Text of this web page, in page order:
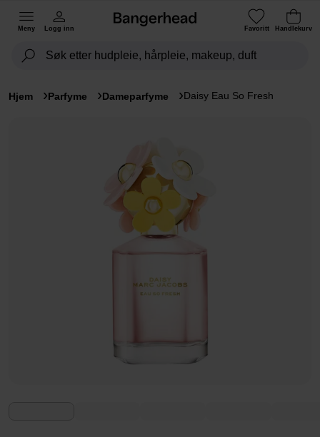
Meny Logg inn Favoritt Handlekurv
Hjem Parfyme Dameparfyme Daisy Eau So Fresh